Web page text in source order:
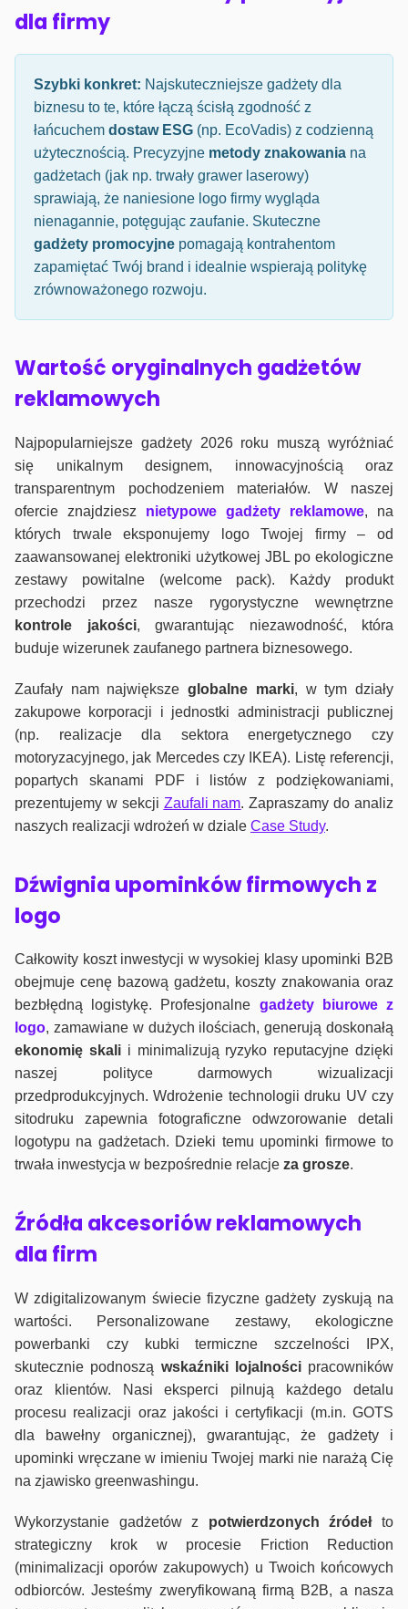
dla firmy
Szybki konkret: Najskuteczniejsze gadżety dla
biznesu to te, które łączą ścisłą zgodność z
łańcuchem dostaw ESG (np. EcoVadis) z codzienną
użytecznością. Precyzyjne metody znakowania na
gadżetach (jak np. trwały grawer laserowy)
sprawiają, że naniesione logo firmy wygląda
nienagannie, potęgując zaufanie. Skuteczne
gadżety promocyjne pomagają kontrahentom
zapamiętać Twój brand i idealnie wspierają politykę
zrównoważonego rozwoju.
Wartość oryginalnych gadżetów
reklamowych
Najpopularniejsze gadżety 2026 roku muszą wyróżniać
się unikalnym designem, innowacyjnością oraz
transparentnym pochodzeniem materiałów. W naszej
ofercie znajdziesz nietypowe gadżety reklamowe, na
których trwale eksponujemy logo Twojej firmy – od
zaawansowanej elektroniki użytkowej JBL po ekologiczne
zestawy powitalne (welcome pack). Każdy produkt
przechodzi przez nasze rygorystyczne wewnętrzne
kontrole jakości, gwarantując niezawodność, która
buduje wizerunek zaufanego partnera biznesowego.
Zaufały nam największeglobalne marki, w tym działy
zakupowe korporacji i jednostki administracji publicznej
(np. realizacje dla sektora energetycznego czy
motoryzacyjnego, jak Mercedes czy IKEA). Listę referencji,
popartych skanami PDF i listów z podziękowaniami,
prezentujemy w sekcji Zaufali nam. Zapraszamy do analiz
naszych realizacji wdrożeń w dziale Case Study.
Dźwignia upominków firmowych z
logo
Całkowity koszt inwestycji w wysokiej klasy upominki B2B
obejmuje cenę bazową gadżetu, koszty znakowania oraz
bezbłędną logistykę. Profesjonalne gadżety biurowe z
logo, zamawiane w dużych ilościach, generują doskonałą
ekonomię skalii minimalizują ryzyko reputacyjne dzięki
naszej polityce darmowych wizualizacji
przedprodukcyjnych. Wdrożenie technologii druku UV czy
sitodruku zapewnia fotograficzne odwzorowanie detali
logotypu na gadżetach. Dzieki temu upominki firmowe to
trwała inwestycja w bezpośrednie relacje za grosze.
Źródła akcesoriów reklamowych
dla firm
W zdigitalizowanym świecie fizyczne gadżety zyskują na
wartości. Personalizowane zestawy, ekologiczne
powerbanki czy kubki termiczne szczelności IPX,
skutecznie podnoszą wskaźniki lojalnościpracowników
oraz klientów. Nasi eksperci pilnują każdego detalu
procesu realizacji oraz jakości i certyfikacji (m.in. GOTS
dla bawełny organicznej), gwarantując, że gadżety i
upominki wręczane w imieniu Twojej marki nie narażą Cię
na zjawisko greenwashingu.
Wykorzystanie gadżetów z potwierdzonych źródełto
strategiczny krok w procesie Friction Reduction
(minimalizacji oporów zakupowych) u Twoich końcowych
odbiorców. Jesteśmy zweryfikowaną firmą B2B, a nasza